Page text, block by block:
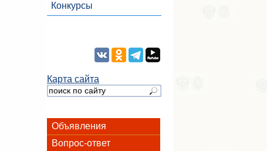
Конкурсы
Карта сайта
Объявления
Вопрос-ответ